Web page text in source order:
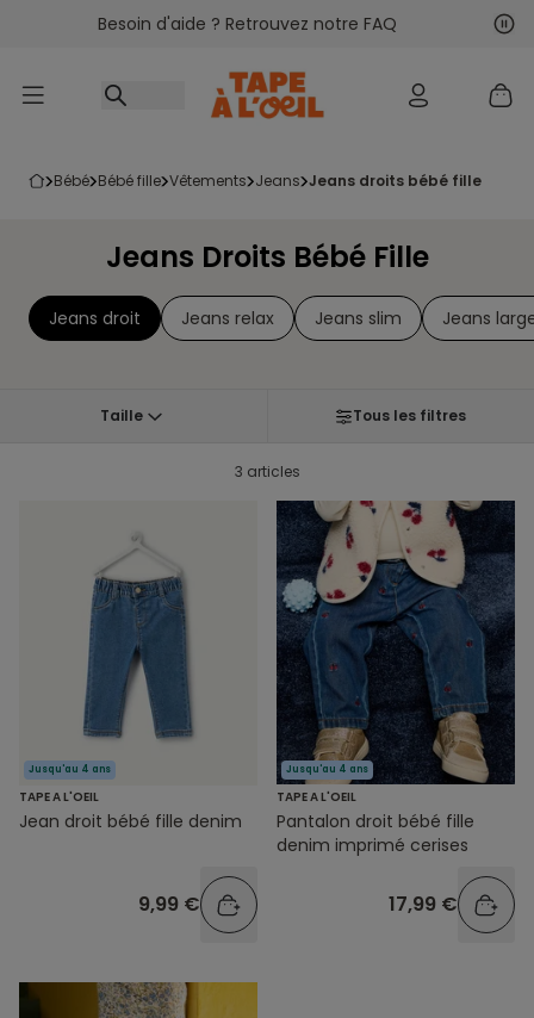
Accéder au contenu
Besoin d'aide ? Retrouvez notre FAQ
bébé bébé fille vêtements jeans jeans droits bébé fille
Jeans Droits Bébé Fille
Jeans droit Jeans relax Jeans slim Jeans
Taille Tous les filtres
3 articles
Jusqu'au 4 ans
TAPE A L'OEIL
Jean droit bébé fille denim
9,99 €
Jusqu'au 4 ans
TAPE A L'OEIL
Pantalon droit bébé fille
denim imprimé cerises
17,99 €